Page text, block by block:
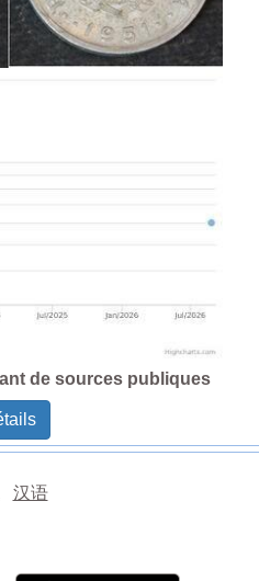
de sources publiques
汉语